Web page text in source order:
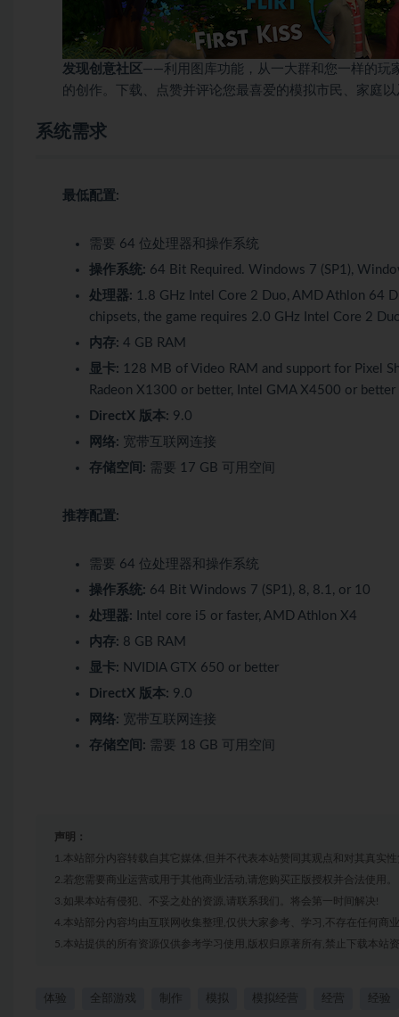
发现创意社区 ——利用图库功能，从一大群和您一样的玩
的创作。下载、点赞并评论您最喜爱的模拟市民、家庭
系统需求
最低配置:
需要 64 位处理器和操作系统
操作系统: 64 Bit Required. Windows 7 (SP1),
处理器: 1.8 GHz Intel Core 2 Duo, AMD Athlon 64
chipsets, the game requires 2.0 GHz Intel Core 2
内存: 4 GB RAM
显卡: 128 MB of Video RAM and support for Pixel
Radeon X1300 or better, Intel GMA X4500 or better
DirectX 版本: 9.0
网络: 宽带互联网连接
存储空间: 需要 17 GB 可用空间
推荐配置:
需要 64 位处理器和操作系统
操作系统: 64 Bit Windows 7 (SP1), 8, 8.1, or 10
处理器: Intel core i5 or faster, AMD Athlon X4
内存: 8 GB RAM
显卡: NVIDIA GTX 650 or better
DirectX 版本: 9.0
网络: 宽带互联网连接
存储空间: 需要 18 GB 可用空间
声明：
1.本站部分内容转载自其它媒体,但并不代表本站赞同其观点和对其真实
2.若您需要商业运营或用于其他商业活动,请您购买正版授权并合法使用。
3.如果本站有侵犯、不妥之处的资源,请联系我们。将会第一时间解决!
4.本站部分内容均由互联网收集整理,仅供大家参考、学习,不存在任何商
5.本站提供的所有资源仅供参考学习使用,版权归原著所有,禁止下载本站
体验 全部游戏 制作 模拟 模拟经营 经营 经验